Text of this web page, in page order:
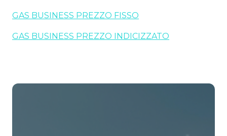
GAS BUSINESS PREZZO FISSO
GAS BUSINESS PREZZO INDICIZZATO